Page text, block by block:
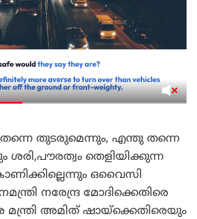
തുടരുമെന്നും, എന്തു തന്നെ
ശരി,പൗരത്വം തെളിയിക്കുന്ന
ഒവൈസി
നരേന്ദ്ര മോദിക്കെതിരെ
മന്ത്രി അമിത് ഷായ്ക്കെതിരെയും